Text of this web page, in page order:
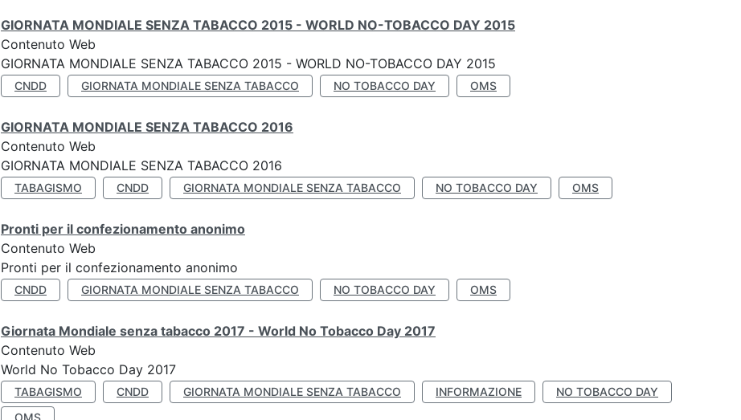
GIORNATA MONDIALE SENZA TABACCO 2015 - WORLD NO-TOBACCO DAY 2015
Contenuto Web
GIORNATA MONDIALE SENZA TABACCO 2015 - WORLD NO-TOBACCO DAY 2015
CNDD GIORNATA MONDIALE SENZA TABACCO NO TOBACCO DAY OMS
GIORNATA MONDIALE SENZA TABACCO 2016
Contenuto Web
GIORNATA MONDIALE SENZA TABACCO 2016
TABAGISMO CNDD GIORNATA MONDIALE SENZA TABACCO NO TOBACCO DAY OMS
Pronti per il confezionamento anonimo
Contenuto Web
Pronti per il confezionamento anonimo
CNDD GIORNATA MONDIALE SENZA TABACCO NO TOBACCO DAY OMS
Giornata Mondiale senza tabacco 2017 - World No Tobacco Day 2017
Contenuto Web
World No Tobacco Day 2017
TABAGISMO CNDD GIORNATA MONDIALE SENZA TABACCO INFORMAZIONE
NO TOBACCO DAY
OMS